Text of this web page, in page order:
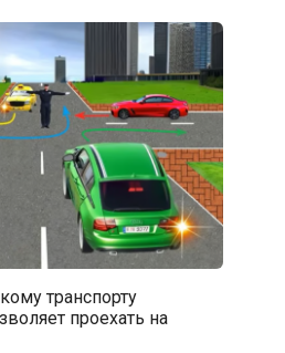
транспорту
проехать на